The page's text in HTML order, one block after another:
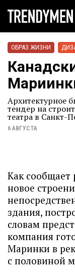
ОБРАЗ ЖИЗНИ
Архитектурное
тендер на
театра в Санкт-
6 АВГУСТА
Как сообщает
новое
здания,
словам
компания
Маринки в
с половиной